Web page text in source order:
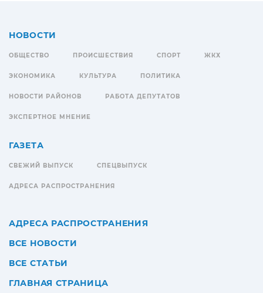
НОВОСТИ
ОБЩЕСТВО ПРОИСШЕСТВИЯ СПОРТ ЖКХ
ЭКОНОМИКА КУЛЬТУРА ПОЛИТИКА
НОВОСТИ РАЙОНОВ РАБОТА ДЕПУТАТОВ
ЭКСПЕРТНОЕ МНЕНИЕ
ГАЗЕТА
СВЕЖИЙ ВЫПУСК СПЕЦВЫПУСК
АДРЕСА РАСПРОСТРАНЕНИЯ
АДРЕСА РАСПРОСТРАНЕНИЯ
ВСЕ НОВОСТИ
ВСЕ СТАТЬИ
ГЛАВНАЯ СТРАНИЦА